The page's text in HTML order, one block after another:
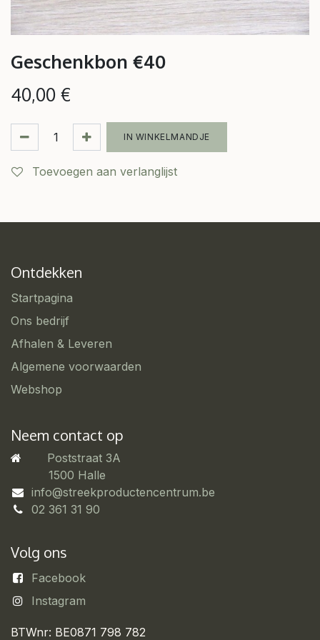
Geschenkbon €40
40,00 €
IN WINKELMANDJE
Toevoegen aan verlanglijst
Ontdekken
Startpagina
Ons bedrijf
Afhalen & Leveren
Algemene voorwaarden
Webshop
Neem contact op
Poststraat 3A
​1500 Halle
info@streekproductencentrum.be
02 361 31 90
Volg ons
Facebook
Instagram
BTWnr: BE0871 798 782